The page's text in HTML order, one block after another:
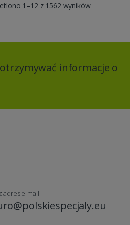
1–12 z 1562 wyników
informacje o
adres e-mail